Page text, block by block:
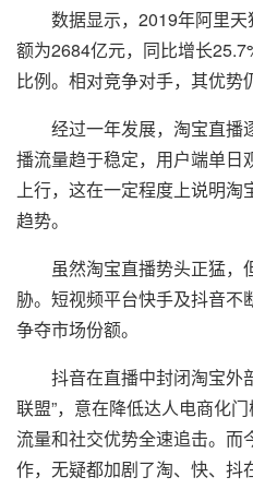
数据显示，2019年阿里天
额为2684亿元，同比增长
比例。相对竞争对手，其优势
经过一年发展，淘宝直播
播流量趋于稳定，用户端单日
上行，这在一定程度上说明淘
趋势。
虽然淘宝直播势头正猛，
胁。短视频平台快手及抖音不
争夺市场份额。
抖音在直播中封闭淘宝外
联盟”，意在降低达人电商化
流量和社交优势全速追击。而
作，无疑都加剧了淘、快、抖